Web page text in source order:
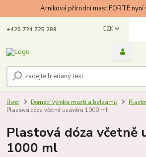
Arniková přírodní mast FORTE nyní
CZK
+420 724 725 289
Úvod Domácí výroba mastí a balzámů
Plastová dóza včetně uzávěru 1000 ml
Plastová dóza včetně
1000 ml